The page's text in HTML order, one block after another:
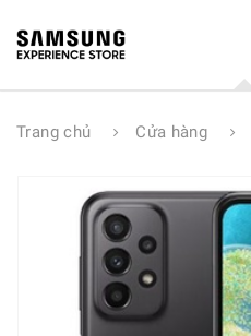
Trang chủ Cửa hàng